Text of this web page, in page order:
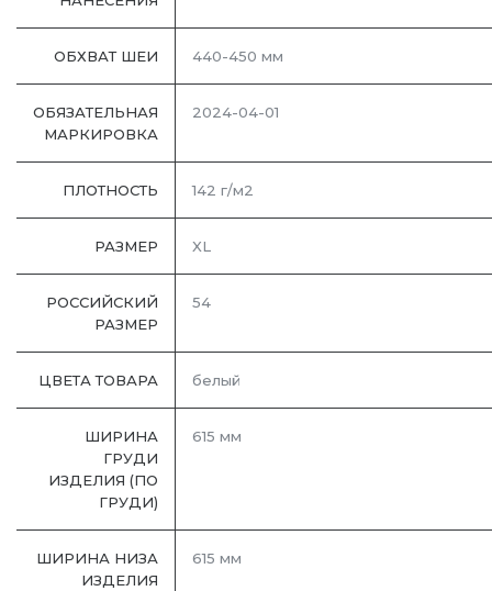
ОБХВАТ ШЕИ 440-450 мм
ОБЯЗАТЕЛЬНАЯ
МАРКИРОВКА
2024-04-01
ПЛОТНОСТЬ 142 г/м2
РАЗМЕР XL
РОССИЙСКИЙ
РАЗМЕР
54
ЦВЕТА ТОВАРА белый
ШИРИНА
ГРУДИ
ИЗДЕЛИЯ (ПО
ГРУДИ)
615 мм
ШИРИНА НИЗА
ИЗДЕЛИЯ
615 мм